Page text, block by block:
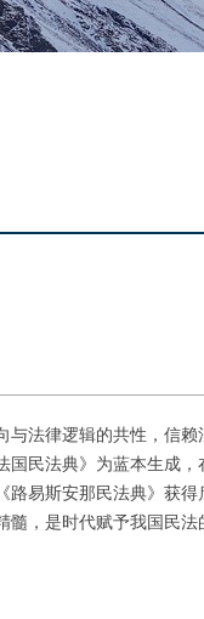
法律逻辑的共性，信
民法典》为蓝本生成，
易斯安那民法典》获得
，是时代赋予我国民法